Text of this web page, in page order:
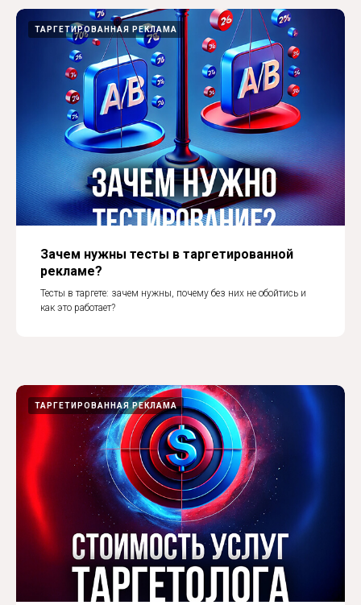
ТАРГЕТИРОВАННАЯ РЕКЛАМА
Зачем нужны тесты в таргетированной
рекламе?
Тесты в таргете: зачем нужны, почему без них не обойтись и
как это работает?
ТАРГЕТИРОВАННАЯ РЕКЛАМА